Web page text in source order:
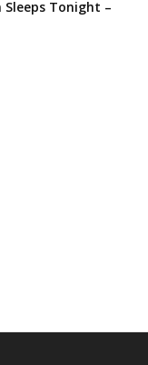
Sleeps Tonight –